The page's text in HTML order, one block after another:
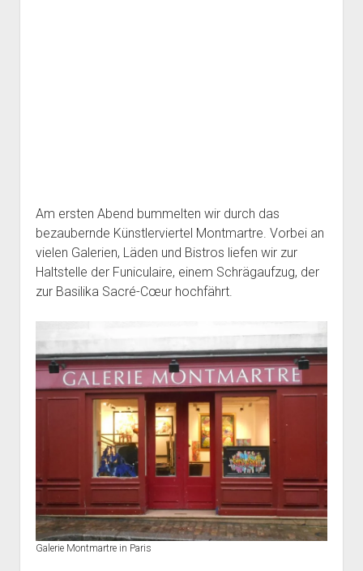
Am ersten Abend bummelten wir durch das
bezaubernde Künstlerviertel Montmartre. Vorbei an
vielen Galerien, Läden und Bistros liefen wir zur
Haltstelle der Funiculaire, einem Schrägaufzug, der
zur Basilika Sacré-Cœur hochfährt.
Galerie Montmartre in Paris